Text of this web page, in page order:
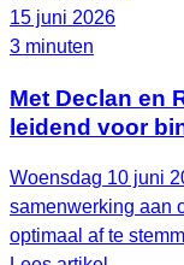
15 juni 2026
3 minuten
Met Declan en
leidend voor
Woensdag 10 juni
samenwerking aan
optimaal af te